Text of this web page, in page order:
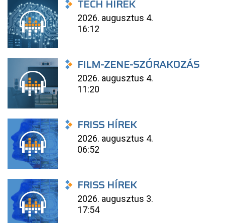
TECH HÍREK
2026. augusztus 4.
16:12
FILM-ZENE-SZÓRAKOZÁS
2026. augusztus 4.
11:20
FRISS HÍREK
2026. augusztus 4.
06:52
FRISS HÍREK
2026. augusztus 3.
17:54